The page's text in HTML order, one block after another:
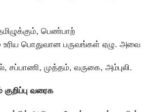
பெண்பாற்
உரிய பாெதுவான பருவங்கள் ஏழு. அவை
சப்பாணி, முத்தம், வருகை, அம்புலி.
வரைக